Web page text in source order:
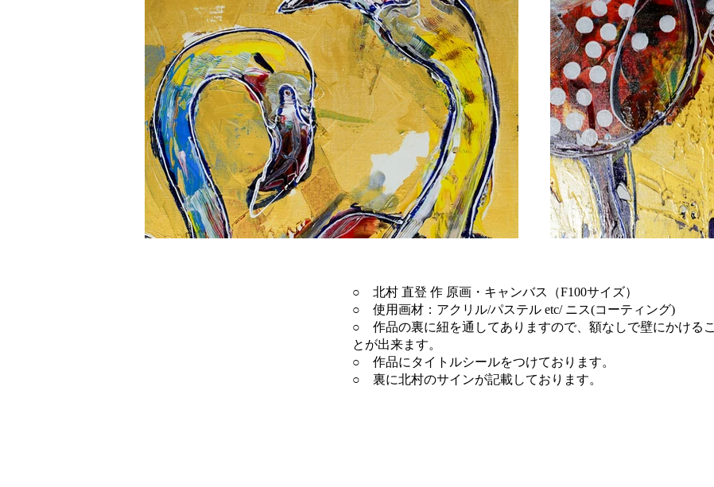
○ 北村 直登 作 原画・キャンバス（F100サイズ）
○ 使用画材：アクリル/パステル etc/ ニス(コーティング)
○ 作品の裏に紐を通してありますので、額なしで壁にかけるこ
とが出来ます。
○ 作品にタイトルシールをつけております。
○ 裏に北村のサインが記載しております。